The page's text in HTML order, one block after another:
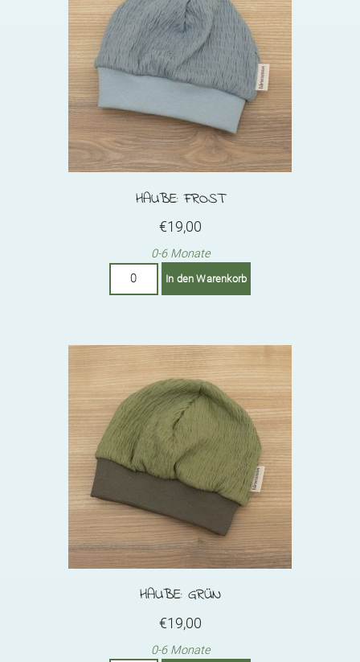
be
chosen
on
the
product
page
HAUBE: FROST
€19,00
0-6 Monate
Haube:
In den Warenkorb
HAUBE: GRÜN
€19,00
0-6 Monate